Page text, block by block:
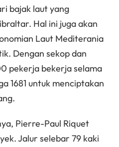
bajak laut yang
Hal ini juga akan
Laut Mediterania
Dengan sekop dan
pekerja bekerja selama
1681 untuk menciptakan
Pierre-Paul Riquet
Jalur selebar 79 kaki